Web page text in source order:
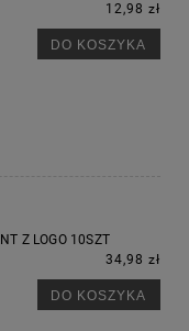
12,98 zł
DO KOSZYKA
Z LOGO 10SZT
34,98 zł
DO KOSZYKA